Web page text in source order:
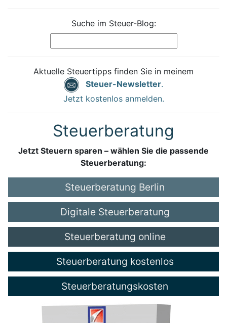
Suche im Steuer-Blog:
Aktuelle Steuertipps finden Sie in meinem
Steuer-Newsletter.
Jetzt kostenlos anmelden.
Steuerberatung
Jetzt Steuern sparen – wählen Sie die passende
Steuerberatung:
Steuerberatung Berlin
Digitale Steuerberatung
Steuerberatung online
Steuerberatung kostenlos
Steuerberatungskosten